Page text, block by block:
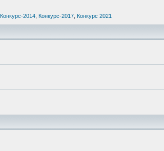
Конкурс-2014 Конкурс-2017 Конкурс 2021